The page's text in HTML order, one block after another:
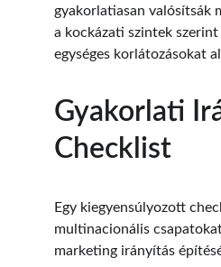
gyakorlatiasan valósítsák
a kockázati szintek szerint
egységes korlátozásokat
Gyakorlati
Checklist
Egy kiegyensúlyozott
multinacionális
marketing irányítás